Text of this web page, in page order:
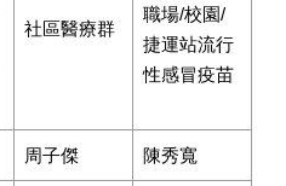
社區醫療群
職場/校園/
捷運站流行
性感冒疫苗
周子傑 陳秀寬